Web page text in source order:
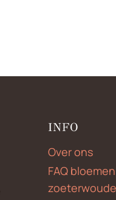
INFO
Over ons
FAQ
zoeterwoude